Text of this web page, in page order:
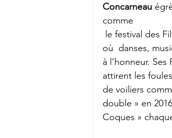
Concarneau
comme
où  danses,
à l’honneur.
attirent les
de voiliers
double » en
Coques »